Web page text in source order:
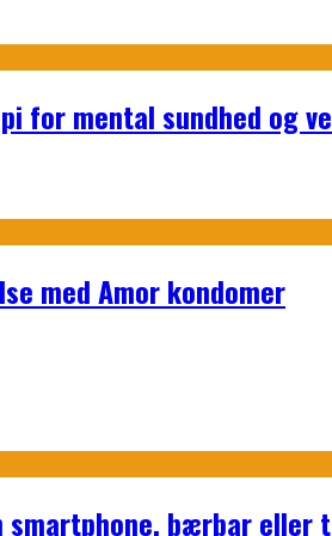
for mental sundhed og
med Amor kondomer
smartphone, bærbar eller